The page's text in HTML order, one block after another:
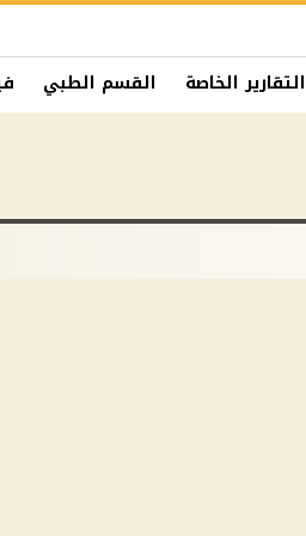
التقارير الخاصة القسم الطبي